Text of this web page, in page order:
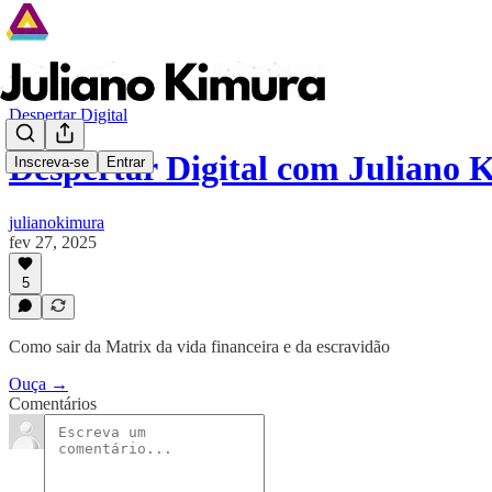
Inscreva-se Entrar
Despertar Digital
Despertar Digital com Juliano
julianokimura
fev 27, 2025
5
Como sair da Matrix da vida financeira e da escravidão
Ouça →
Comentários